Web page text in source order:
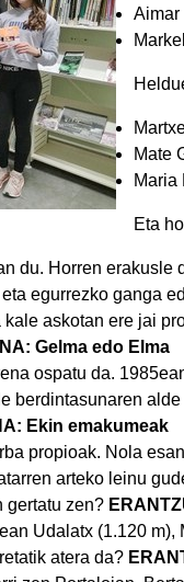
Aimar
Mate
Maria
Eta
du. Horren
egurrezko ganga
askotan ere jai
Gelma edo Elma
ospatu da.
berdintasunaren
Ekin emakumeak
propioak. Nola
arteko leinu
gertatu zen?
Udalatx (1.120
atera da?